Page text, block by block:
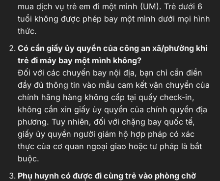
mua dịch vụ trẻ em đi một mình (UM). Trẻ dưới 6
tuổi không được phép bay một mình dưới mọi hình
thức.
Có cần giấy ủy quyền của công an xã/phường khi
trẻ đi máy bay một mình không?
Đối với các chuyến bay nội địa, bạn chỉ cần điền
đầy đủ thông tin vào mẫu cam kết vận chuyển của
chính hãng hàng không cấp tại quầy check-in,
không cần xin giấy ủy quyền của chính quyền địa
phương. Tuy nhiên, đối với chặng bay quốc tế,
giấy ủy quyền người giám hộ hợp pháp có xác
thực của cơ quan ngoại giao hoặc tư pháp là bắt
buộc.
Phụ huynh có được đi cùng trẻ vào phòng chờ